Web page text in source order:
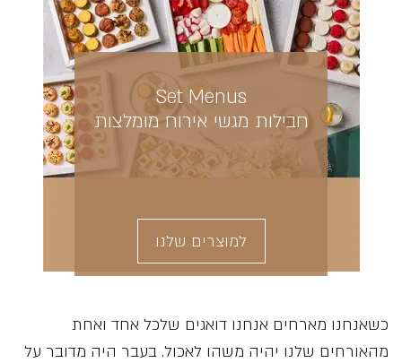
Set Menus
חבילות מגשי אירוח מומלצות
למוצרים שלנו
כשאנחנו מארחים אנחנו דואגים שלכל אחד ואחת
מהאורחים שלנו יהיה משהו לאכול. בעבר היה מדובר על